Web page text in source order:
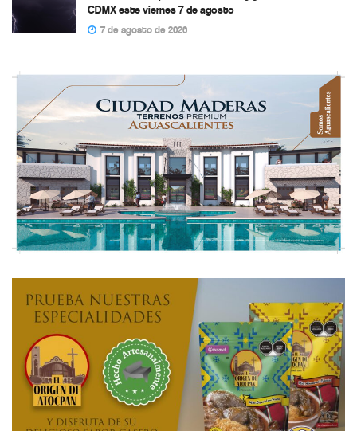
CDMX este viernes 7 de agosto
7 de agosto de 2026